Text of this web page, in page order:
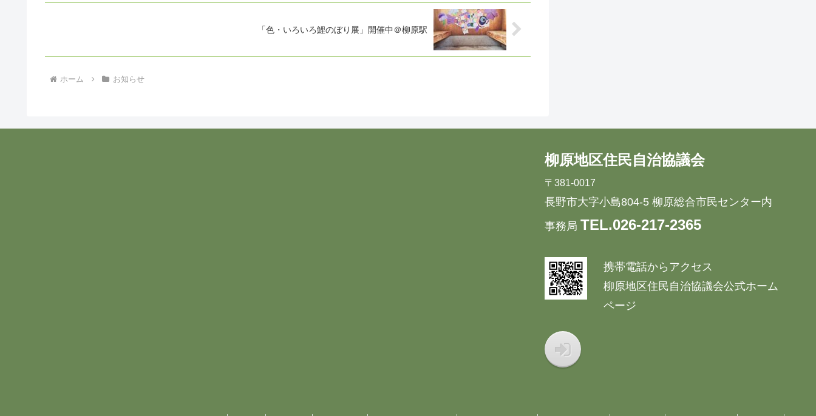
「色・いろいろ鯉のぼり展」開催中＠柳原駅
ホーム お知らせ
柳原地区住民自治協議会
〒381-0017
長野市大字小島804-5 柳原総合市民センター内
事務局 TEL.026-217-2365
携帯電話からアクセス
柳原地区住民自治協議会公式ホーム
ページ